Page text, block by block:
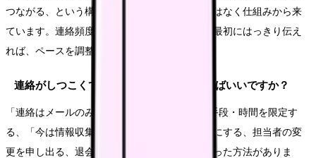
つながる、という構造があるためです。悪意ではなく仕組みから来
ています。連絡頻度・手段・転職時期の希望を最初にはっきり伝え
れば、ペースを調整してもらえます。
連絡がしつこくて困っています。どう断ればいいですか？
「連絡はメールのみ」「電話は○時以降」など手段・時間を限定す
る、「今は情報収集の段階」と転職時期を明確にする、担当者の変
更を申し出る、退会・利用停止を伝える、といった方法がありま